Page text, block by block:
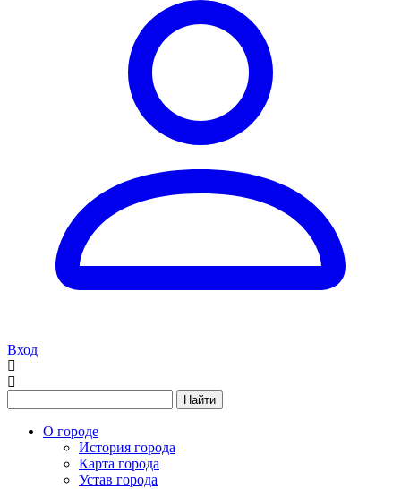
Вход
Найти
О городе
История города
Карта города
Устав города